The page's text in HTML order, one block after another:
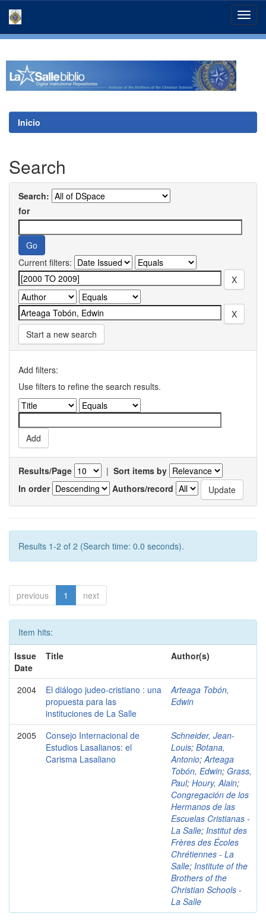
Inicio
Search
Search:
for
Current filters:
Start a new search
Add filters:
Use filters to refine the search results.
Results/Page | Sort items by
In order
Authors/record
Results 1-2 of 2 (Search time: 0.0 seconds).
previous 1 next
Item hits:
Issue
Date
Title Author(s)
2004
El diálogo judeo-cristiano : una
propuesta para las
instituciones de La Salle
Arteaga Tobón,
Edwin
2005
Consejo Internacional de
Estudios Lasalianos: el
Carisma Lasaliano
Schneider, Jean-
Louis; Botana,
Antonio;Arteaga
Tobón, Edwin; Grass,
Paul; Houry, Alain;
Congregación de los
Hermanos de las
Escuelas Cristianas -
La Salle; Institut des
Frères des Écoles
Chrétiennes - La
Salle; Institute of the
Brothers of the
Christian Schools -
La Salle